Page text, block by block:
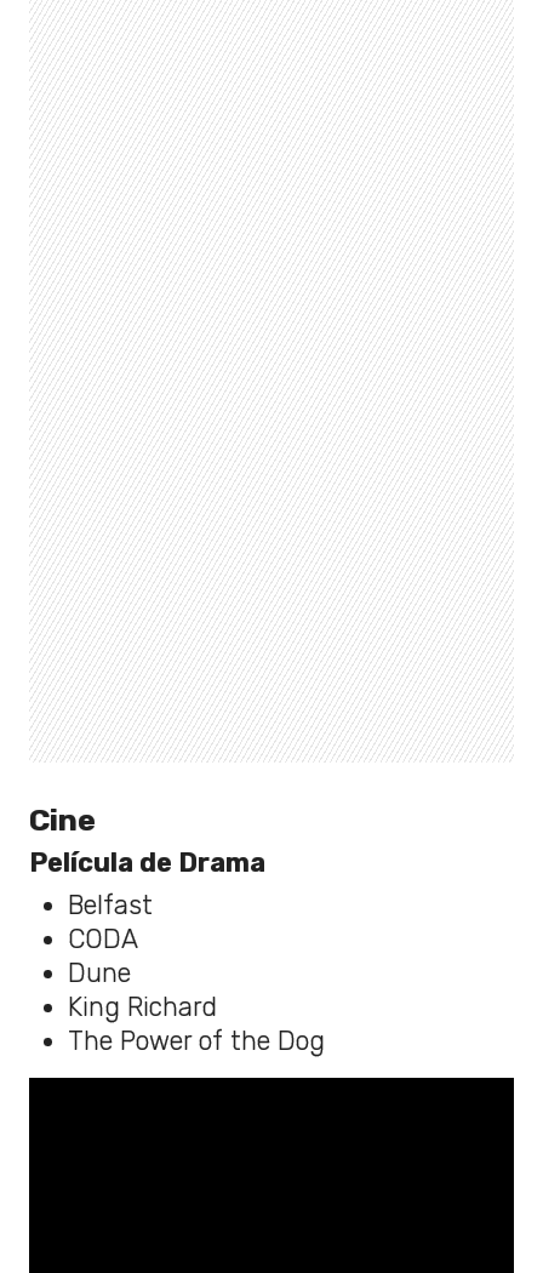
Cine
Película de Drama
Belfast
CODA
Dune
King Richard
The Power of the Dog